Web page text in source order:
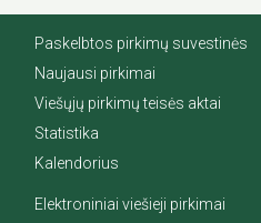
Paskelbtos pirkimų suvestinės
Naujausi pirkimai
Viešųjų pirkimų teisės aktai
Statistika
Kalendorius
Elektroniniai viešieji pirkimai